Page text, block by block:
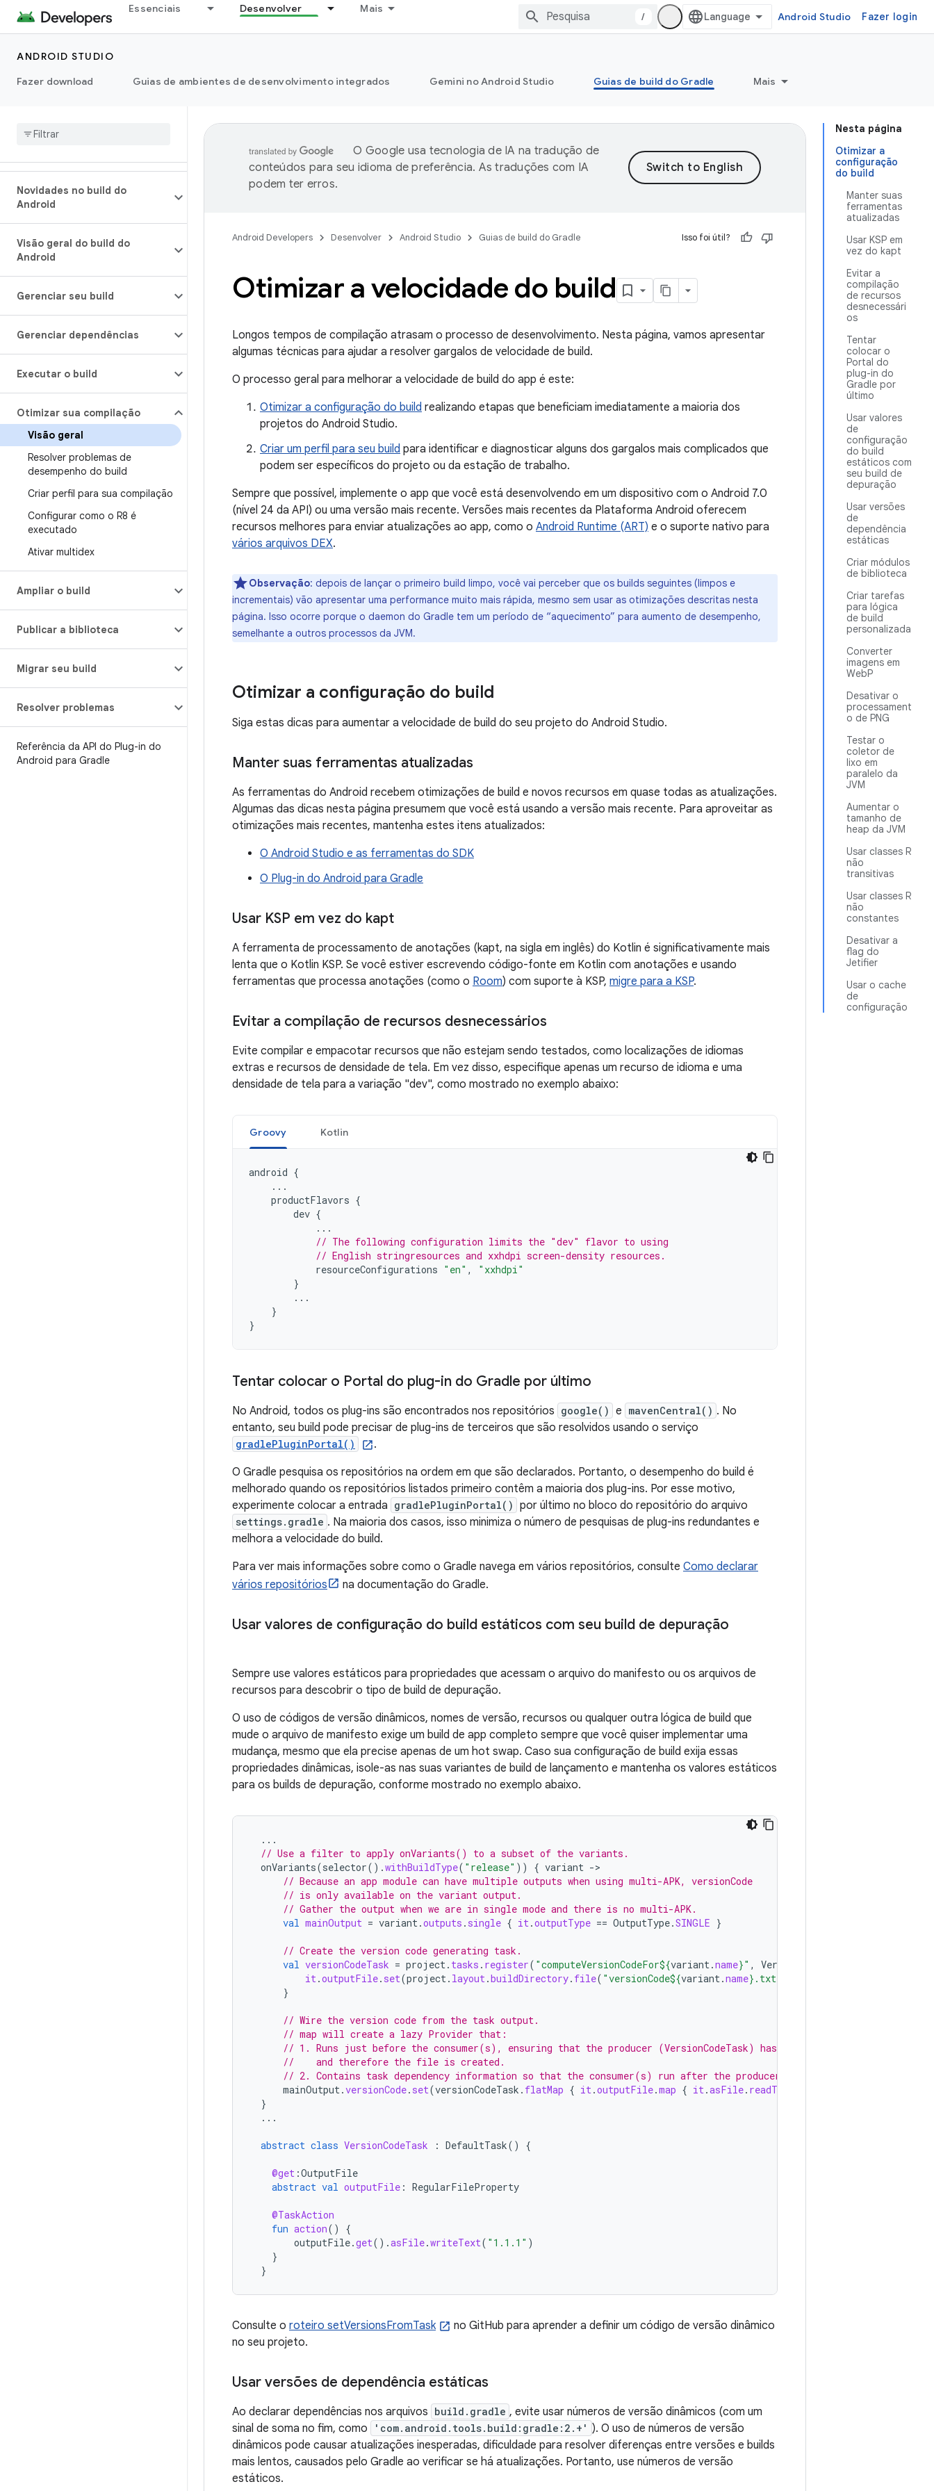
Essenciais Desenvolver Mais
/ Android Studio Fazer login
ANDROID STUDIO
Fazer download
Guias de ambientes de desenvolvimento integrados Gemini no Android Studio Guias de build do Gradle Mais
Novidades no build do
Android
Visão geral do build do
Android
Gerenciar seu build
Gerenciar dependências
Executar o build
Otimizar sua compilação
Visão geral
Resolver problemas de
desempenho do build
Criar perfil para sua compilação
Configurar como o R8 é
executado
Ativar multidex
Ampliar o build
Publicar a biblioteca
Migrar seu build
Resolver problemas
Referência da API do Plug-in do
Android para Gradle
Nesta página
Otimizar a
configuração
do build
Manter suas
ferramentas
atualizadas
Usar KSP em
vez do kapt
Evitar a
compilação
de recursos
desnecessári
os
Tentar
colocar o
Portal do
plug-in do
Gradle por
último
Usar valores
de
configuração
do build
estáticos com
seu build de
depuração
Usar versões
de
dependência
estáticas
Criar módulos
de biblioteca
Criar tarefas
para lógica
de build
personalizada
Converter
imagens em
WebP
Desativar o
processament
o de PNG
Testar o
coletor de
lixo em
paralelo da
JVM
Aumentar o
tamanho de
heap da JVM
Usar classes R
não
transitivas
Usar classes R
não
constantes
Desativar a
flag do
Jetifier
Usar o cache
de
configuração
O Google usa tecnologia de IA na tradução de
conteúdos para seu idioma de preferência. As traduções com IA
podem ter erros.
Android Developers Desenvolver Android Studio Guias de build do Gradle Isso foi útil?
Otimizar a velocidade do build
Longos tempos de compilação atrasam o processo de desenvolvimento. Nesta página, vamos apresentar
algumas técnicas para ajudar a resolver gargalos de velocidade de build.
O processo geral para melhorar a velocidade de build do app é este:
Otimizar a configuração do build realizando etapas que beneficiam imediatamente a maioria dos
projetos do Android Studio.
Criar um perfil para seu build para identificar e diagnosticar alguns dos gargalos mais complicados que
podem ser específicos do projeto ou da estação de trabalho.
Sempre que possível, implemente o app que você está desenvolvendo em um dispositivo com o Android 7.0
(nível 24 da API) ou uma versão mais recente. Versões mais recentes da Plataforma Android oferecem
recursos melhores para enviar atualizações ao app, como o Android Runtime (ART) e o suporte nativo para
vários arquivos DEX.
Observação: depois de lançar o primeiro build limpo, você vai perceber que os builds seguintes (limpos e
incrementais) vão apresentar uma performance muito mais rápida, mesmo sem usar as otimizações descritas nesta
página. Isso ocorre porque o daemon do Gradle tem um período de “aquecimento” para aumento de desempenho,
semelhante a outros processos da JVM.
Otimizar a configuração do build
Siga estas dicas para aumentar a velocidade de build do seu projeto do Android Studio.
Manter suas ferramentas atualizadas
As ferramentas do Android recebem otimizações de build e novos recursos em quase todas as atualizações.
Algumas das dicas nesta página presumem que você está usando a versão mais recente. Para aproveitar as
otimizações mais recentes, mantenha estes itens atualizados:
O Android Studio e as ferramentas do SDK
O Plug-in do Android para Gradle
Usar KSP em vez do kapt
A ferramenta de processamento de anotações (kapt, na sigla em inglês) do Kotlin é significativamente mais
lenta que o Kotlin KSP. Se você estiver escrevendo código-fonte em Kotlin com anotações e usando
ferramentas que processa anotações (como o Room) com suporte à KSP, migre para a KSP.
Evitar a compilação de recursos desnecessários
Evite compilar e empacotar recursos que não estejam sendo testados, como localizações de idiomas
extras e recursos de densidade de tela. Em vez disso, especifique apenas um recurso de idioma e uma
densidade de tela para a variação "dev", como mostrado no exemplo abaixo:
Groovy Kotlin
android {
...
productFlavors {
dev {
...
// The following configuration limits the "dev" flavor to using
// English stringresources and xxhdpi screen-density resources.
resourceConfigurations "en" ,
"xxhdpi"
}
...
}
}
Tentar colocar o Portal do plug-in do Gradle por último
No Android, todos os plug-ins são encontrados nos repositórios google() e mavenCentral() . No
entanto, seu build pode precisar de plug-ins de terceiros que são resolvidos usando o serviço
gradlePluginPortal()
.
O Gradle pesquisa os repositórios na ordem em que são declarados. Portanto, o desempenho do build é
melhorado quando os repositórios listados primeiro contêm a maioria dos plug-ins. Por esse motivo,
experimente colocar a entrada gradlePluginPortal() por último no bloco do repositório do arquivo
settings.gradle . Na maioria dos casos, isso minimiza o número de pesquisas de plug-ins redundantes e
melhora a velocidade do build.
Para ver mais informações sobre como o Gradle navega em vários repositórios, consulte Como declarar
vários repositórios
na documentação do Gradle.
Usar valores de configuração do build estáticos com seu build de depuração
Sempre use valores estáticos para propriedades que acessam o arquivo do manifesto ou os arquivos de
recursos para descobrir o tipo de build de depuração.
O uso de códigos de versão dinâmicos, nomes de versão, recursos ou qualquer outra lógica de build que
mude o arquivo de manifesto exige um build de app completo sempre que você quiser implementar uma
mudança, mesmo que ela precise apenas de um hot swap. Caso sua configuração de build exija essas
propriedades dinâmicas, isole-as nas suas variantes de build de lançamento e mantenha os valores estáticos
para os builds de depuração, conforme mostrado no exemplo abaixo.
...
// Use a filter to apply onVariants() to a subset of the variants.
onVariants(selector().withBuildType( "release" )) { variant ->
// Because an app module can have multiple outputs when using multi-APK, versionCode
// is only available on the variant output.
// Gather the output when we are in single mode and there is no multi-APK.
val mainOutput = variant.outputs . single { it.outputType == OutputType.SINGLE }
// Create the version code generating task.
val versionCodeTask = project. tasks . register( "computeVersionCodeFor${variant.name}" , VersionCodeTask
it.outputFile. set(project. layout.buildDirectory. file( "versionCode${variant.name} .txt"
}
// Wire the version code from the task output.
// map will create a lazy Provider that:
// 1. Runs just before the consumer(s), ensuring that the producer (VersionCodeTask) has run
//    and therefore the file is created.
// 2. Contains task dependency information so that the consumer(s) run after the producer.
mainOutput.versionCode. set(versionCodeTask . flatMap { it.outputFile.map { it.asFile. readText
}
...
abstract class VersionCodeTask : DefaultTask() {
@get :OutputFile
abstract val outputFile : RegularFileProperty
@TaskAction
fun action()
{
outputFile.get().asFile.writeText( "1.1.1" )
}
}
Consulte o roteiro setVersionsFromTask
no GitHub para aprender a definir um código de versão dinâmico
no seu projeto.
Usar versões de dependência estáticas
Ao declarar dependências nos arquivos build.gradle , evite usar números de versão dinâmicos (com um
sinal de soma no fim, como
'com.android.tools.build:gradle:2.+' ). O uso de números de versão
dinâmicos pode causar atualizações inesperadas, dificuldade para resolver diferenças entre versões e builds
mais lentos, causados pelo Gradle ao verificar se há atualizações. Portanto, use números de versão
estáticos.